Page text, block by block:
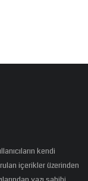
kendi
içerikler üzerinden